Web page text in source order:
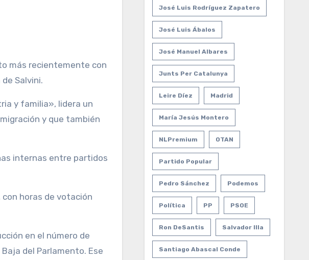
más recientemente con
Salvini.
y familia», lidera un
y que también
internas entre partidos
horas de votación
en el número de
del Parlamento. Ese
José Luis Rodríguez Zapatero
José Luis Ábalos
José Manuel Albares
Junts Per Catalunya
Leire Díez Madrid
María Jesús Montero
NLPremium OTAN
Partido Popular
Pedro Sánchez Podemos
Política PP PSOE
Ron DeSantis Salvador Illa
Santiago Abascal Conde